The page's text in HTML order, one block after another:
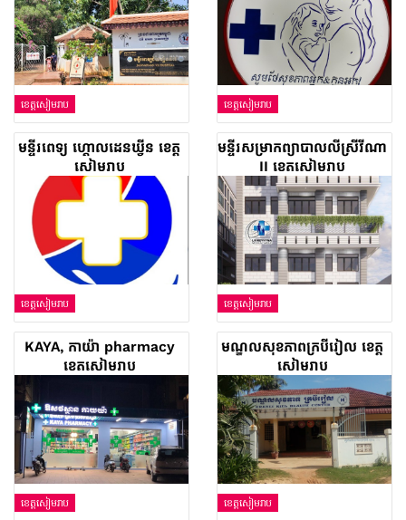
ខេត្តសៀមរាប ខេត្តសៀមរាប
មន្ទីរពេទ្យ ហ្គោលដេនឃ្វីន ខេត្ត
សៀមរាប
ខេត្តសៀមរាប
មន្ទីរ​សម្រាកព្យាបាល​លីស្រីវីណា
II ខេត្តសៀមរាប
ខេត្តសៀមរាប
KAYA, កាយ៉ា pharmacy
ខេត្តសៀមរាប
ខេត្តសៀមរាប
មណ្ឌលសុខភាពក្របីរៀល ខេត្ត
សៀមរាប
ខេត្តសៀមរាប